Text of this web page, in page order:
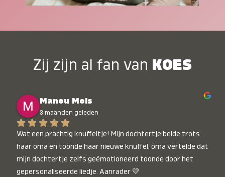
Zij zijn al fan van KOES
Manou Mols
3 maanden geleden
Wat een prachtig knuffeltje! Mijn dochtertje belde trots
haar oma en toonde haar nieuwe knuffel, oma vertelde dat
mijn dochtertje zelfs geëmotioneerd toonde door het
gepersonaliseerde liedje. Aanrader 💛